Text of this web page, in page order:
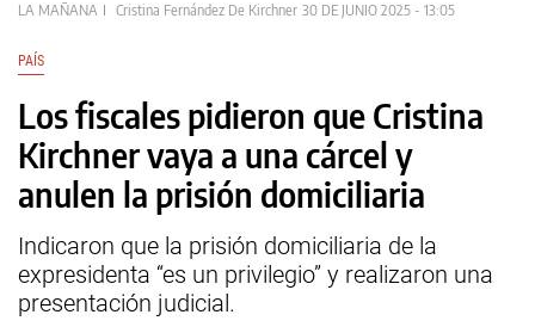
LA MAÑANA Cristina Fernández De Kirchner 30 DE JUNIO 2025 - 13:05
PAÍS
Los fiscales pidieron que Cristina
Kirchner vaya a una cárcel y
anulen la prisión domiciliaria
Indicaron que la prisión domiciliaria de la
expresidenta “es un privilegio” y realizaron una
presentación judicial.